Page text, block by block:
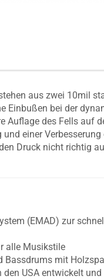
aus zwei 10mil
Einbußen bei der
Auflage des Fells auf
einer
Druck nicht richtig
(EMAD) zur
alle Musikstile
Bassdrums mit
USA entwickelt